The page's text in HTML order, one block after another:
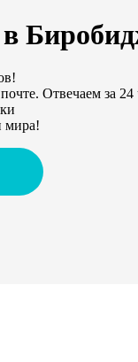
Отвечаем за 24
мира!